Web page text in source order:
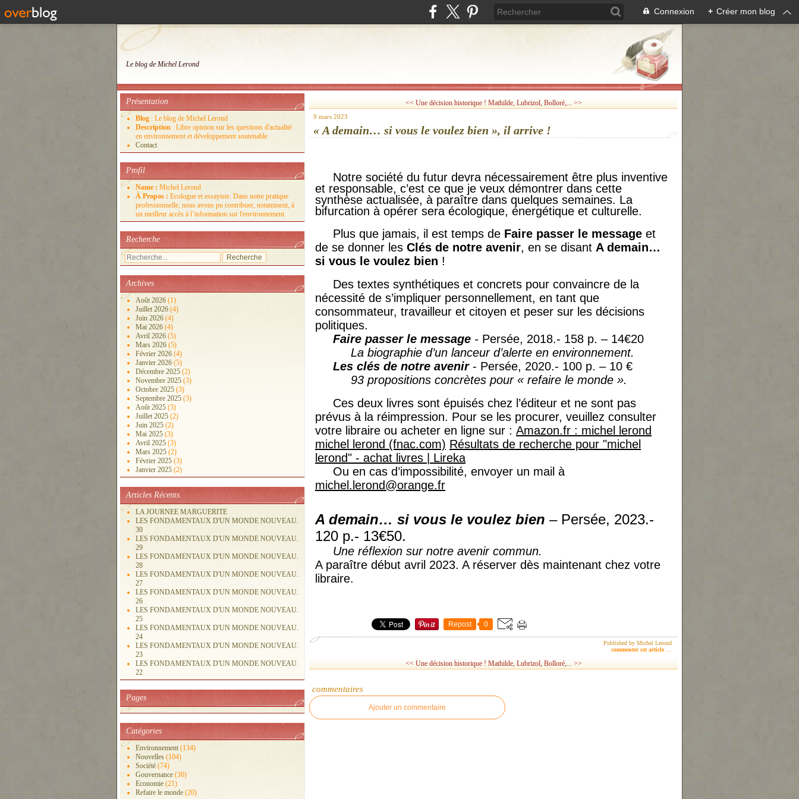
Connexion + Créer mon blog
Le blog de Michel Lerond
Présentation
Blog : Le blog de Michel Lerond
Description : Libre opinion sur les questions d'actualité
en environnement et développement soutenable
Contact
Profil
Name : Michel Lerond
À Propos : Ecologue et essayiste. Dans notre pratique
professionnelle, nous avons pu contribuer, notamment, à
un meilleur accès à l’information sur l'environnement.
Recherche
Archives
Août 2026 (1)
Juillet 2026 (4)
Juin 2026 (4)
Mai 2026 (4)
Avril 2026 (5)
Mars 2026 (5)
Février 2026 (4)
Janvier 2026 (5)
Décembre 2025 (2)
Novembre 2025 (3)
Octobre 2025 (3)
Septembre 2025 (3)
Août 2025 (3)
Juillet 2025 (2)
Juin 2025 (2)
Mai 2025 (3)
Avril 2025 (3)
Mars 2025 (2)
Février 2025 (3)
Janvier 2025 (2)
Articles Récents
LA JOURNEE MARGUERITE
LES FONDAMENTAUX D'UN MONDE NOUVEAU.
30
LES FONDAMENTAUX D'UN MONDE NOUVEAU.
29
LES FONDAMENTAUX D'UN MONDE NOUVEAU.
28
LES FONDAMENTAUX D'UN MONDE NOUVEAU.
27
LES FONDAMENTAUX D'UN MONDE NOUVEAU.
26
LES FONDAMENTAUX D'UN MONDE NOUVEAU.
25
LES FONDAMENTAUX D'UN MONDE NOUVEAU.
24
LES FONDAMENTAUX D'UN MONDE NOUVEAU.
23
LES FONDAMENTAUX D'UN MONDE NOUVEAU.
22
Pages
Catégories
Environnement (134)
Nouvelles (104)
Société (74)
Gouvernance (30)
Economie (21)
Refaire le monde (20)
<< Une décision historique ! Mathilde, Lubrizol, Bolloré,... >>
9 mars 2023
« A demain… si vous le voulez bien », il arrive !
Notre société du futur devra nécessairement être plus inventive
et responsable, c’est ce que je veux démontrer dans cette
synthèse actualisée, à paraître dans quelques semaines. La
bifurcation à opérer sera écologique, énergétique et culturelle.
Plus que jamais, il est temps de Faire passer le message et
de se donner les Clés de notre avenir, en se disant A demain…
si vous le voulez bien !
Des textes synthétiques et concrets pour convaincre de la
nécessité de s’impliquer personnellement, en tant que
consommateur, travailleur et citoyen et peser sur les décisions
politiques.
Faire passer le message - Persée, 2018.- 158 p. – 14€20
La biographie d’un lanceur d’alerte en environnement.
Les clés de notre avenir- Persée, 2020.- 100 p. – 10 €
93 propositions concrètes pour « refaire le monde ».
Ces deux livres sont épuisés chez l’éditeur et ne sont pas
prévus à la réimpression. Pour se les procurer, veuillez consulter
votre libraire ou acheter en ligne sur : Amazon.fr : michel lerond
michel lerond (fnac.com) Résultats de recherche pour "michel
lerond" - achat livres | Lireka
Ou en cas d’impossibilité, envoyer un mail à
michel.lerond@orange.fr
A demain… si vous le voulez bien – Persée, 2023.-
120 p.- 13€50.
Une réflexion sur notre avenir commun.
A paraître début avril 2023. A réserver dès maintenant chez votre
libraire.
Repost 0
Published by Michel Lerond
commenter cet article
<< Une décision historique ! Mathilde, Lubrizol, Bolloré,... >>
commentaires
Ajouter un commentaire